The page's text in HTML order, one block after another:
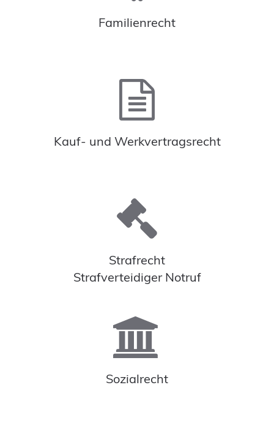
Familienrecht
Kauf- und Werkvertragsrecht
Strafrecht
Strafverteidiger Notruf
Sozialrecht